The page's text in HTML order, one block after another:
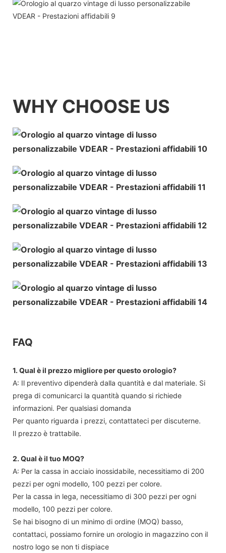
WHY CHOOSE US
FAQ
1. Qual è il prezzo migliore per questo orologio?
A: Il preventivo dipenderà dalla quantità e dal materiale. Si
prega di comunicarci la quantità quando si richiede
informazioni. Per qualsiasi domanda
Per quanto riguarda i prezzi, contattateci per discuterne.
Il prezzo è trattabile.
2. Qual è il tuo MOQ?
A: Per la cassa in acciaio inossidabile, necessitiamo di 200
pezzi per ogni modello, 100 pezzi per colore.
Per la cassa in lega, necessitiamo di 300 pezzi per ogni
modello, 100 pezzi per colore.
Se hai bisogno di un minimo di ordine (MOQ) basso,
contattaci, possiamo fornire un orologio in magazzino con il
nostro logo se non ti dispiace